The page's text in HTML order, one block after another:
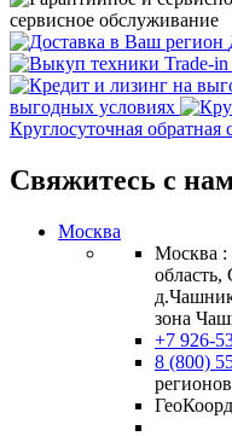
сервисное обслуживание
выгодных условиях
Круглосуточная обратная
Свяжитесь с
Москва
Москва :
область,
зона
+7 926-
8 (800)